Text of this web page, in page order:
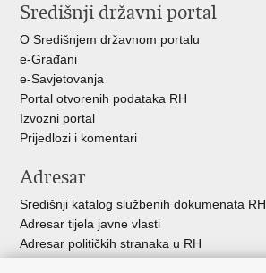
Središnji državni portal
O Središnjem državnom portalu
e-Građani
e-Savjetovanja
Portal otvorenih podataka RH
Izvozni portal
Prijedlozi i komentari
Adresar
Središnji katalog službenih dokumenata RH
Adresar tijela javne vlasti
Adresar političkih stranaka u RH